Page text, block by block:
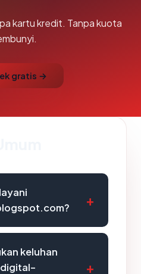
kartu kredit. Tanpa kuota
gratis →
keluhan